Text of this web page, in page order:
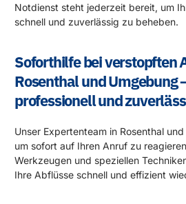
Notdienst steht jederzeit bereit, um
schnell und zuverlässig zu beheben.
Soforthilfe bei verstopften
Rosenthal und Umgebung
professionell und
Unser Expertenteam in Rosenthal
um sofort auf Ihren Anruf zu
Werkzeugen und speziellen
Ihre Abflüsse schnell und effizient